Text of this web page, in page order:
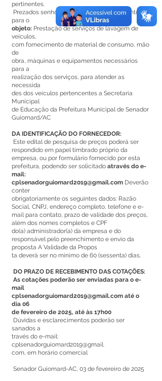
pertinentes.
Prezados senhores, solicitamos o orçamento
para o
objeto: Prestação de serviços de lavagem de
veículos,
com fornecimento de material de consumo, mão
de
obra, máquinas e equipamentos necessários
para a
realização dos serviços, para atender as
necessida
des dos veículos pertencentes a Secretaria
Municipal
de Educação da Prefeitura Municipal de Senador
Guiomard/AC
DA IDENTIFICAÇÃO DO FORNECEDOR:
Este edital de pesquisa de preços poderá ser
respondido em papel timbrado próprio da
empresa, ou por formulário fornecido por esta
prefeitura, podendo ser solicitado através do e-
mail:
cplsenadorguiomard2019@gmail.com Deverão
conter
obrigatoriamente os seguintes dados: Razão
Social, CNPJ, endereço completo, telefone e e-
mail para contato, prazo de validade dos preços,
além dos nomes completos e CPF
do(a) administrador(a) da empresa e do
responsável pelo preenchimento e envio da
proposta A Validade da Propos
ta deverá ser no mínimo de 60 (sessenta) dias.
DO PRAZO DE RECEBIMENTO DAS COTAÇÕES:
As cotações poderão ser enviadas para o e-
mail
cplsenadorguiomard2019@gmail.com até o
dia 06
de fevereiro de 2025, até às 17h00
Dúvidas e esclarecimentos poderão ser
sanados a
través do e-mail:
cplsenadorguiomard2019@gmail.
com, em horário comercial
Senador Guiomard-AC, 03 de fevereiro de 2025